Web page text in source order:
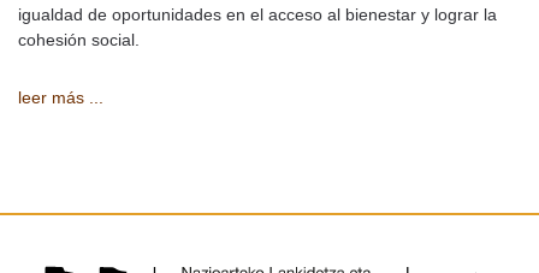
igualdad de oportunidades en el acceso al bienestar y lograr la
cohesión social.
leer más ...